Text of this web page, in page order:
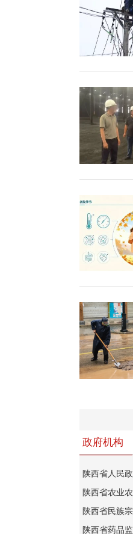
政府机构
陕西省人民
陕西省农业
陕西省民族
陕西省药品